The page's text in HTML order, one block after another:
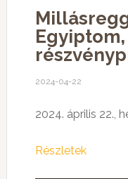
2024-04-22
2024. április 22.,
Részletek